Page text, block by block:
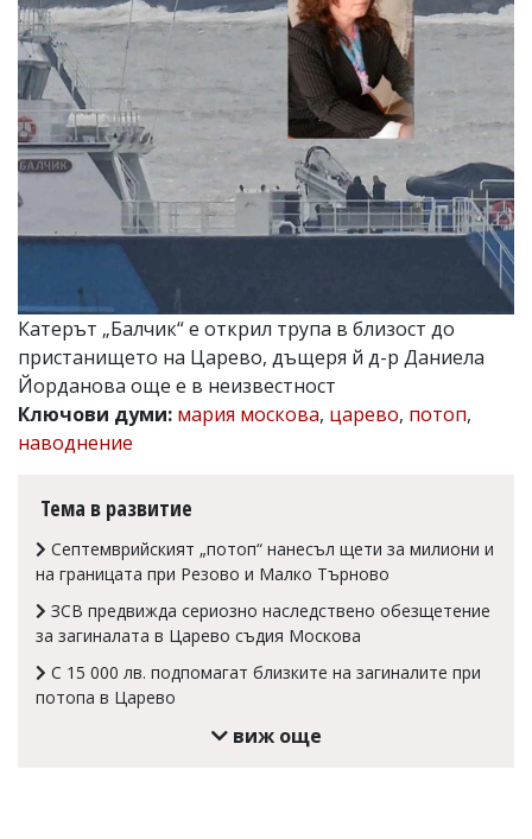
ЮГ
Управители:
Веселин
Василев,
email:
v.vasilev@flagman.bg
Касабова,
еmail:k.kassabova@flagman.bg
редактор:
Иван
Колев,
email:
office@flagman.bg
Коментарите
под
въвеждат
читателите
редакцията
носи
тях!
Катерът „Балчик“ е открил трупа в близост до
пристанището на Царево, дъщеря й д-р Даниела
Йорданова още е в неизвестност
Ключови думи: мария москова, царево, потоп,
наводнение
Тема в развитие
Септемврийският „потоп“ нанесъл щети за милиони и
на границата при Резово и Малко Търново
ЗСВ предвижда сериозно наследствено обезщетение
за загиналата в Царево съдия Москова
С 15 000 лв. подпомагат близките на загиналите при
потопа в Царево
виж още